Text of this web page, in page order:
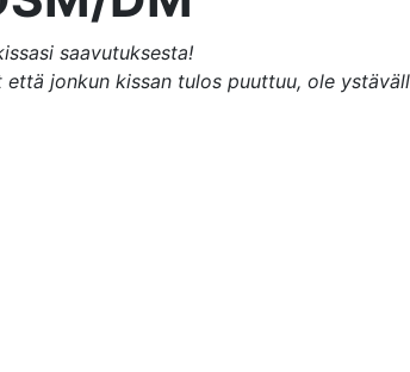
saavutuksesta!
että jonkun kissan tulos puuttuu, ole